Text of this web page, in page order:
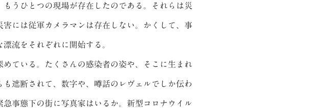
うひとつの現場が存在したのである。それらは災
には従軍カメラマンは存在しない。かくして、事
流をそれぞれに開始する。
ている。たくさんの感染者の姿や、そこに生まれ
遮断されて、数字や、噂話のレヴェルでしか伝わ
事態下の街に写真家はいるか。新型コロナウイル